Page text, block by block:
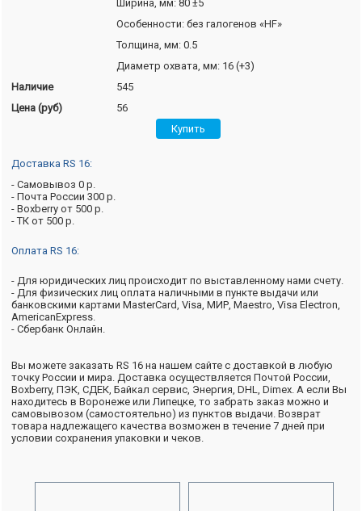
Ширина, мм: 80 ±5
Особенности: без галогенов «HF»
Толщина, мм: 0.5
Диаметр охвата, мм: 16 (+3)
Наличие
545
Цена (руб)
56
Доставка RS 16:
- Самовывоз 0 р.
- Почта России 300 р.
- Boxberry от 500 р.
- ТК от 500 р.
Оплата RS 16:
- Для юридических лиц происходит по выставленному нами счету.
- Для физических лиц оплата наличными в пункте выдачи или
банковскими картами MasterCard, Visa, МИР, Maestro, Visa Electron,
AmericanExpress.
- Сбербанк Онлайн.
Вы можете заказать RS 16 на нашем сайте с доставкой в любую
точку России и мира. Доставка осуществляется Почтой России,
Boxberry, ПЭК, СДЕК, Байкал сервис, Энергия, DHL, Dimex. А если Вы
находитесь в Воронеже или Липецке, то забрать заказ можно и
самовывозом (самостоятельно) из пунктов выдачи. Возврат
товара надлежащего качества возможен в течение 7 дней при
условии сохранения упаковки и чеков.